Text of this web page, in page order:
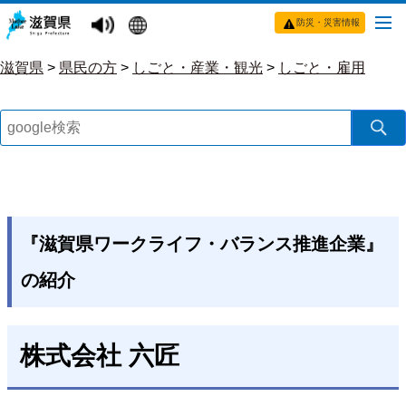
防災・災害情報
滋賀県 > 県民の方 > しごと・産業・観光 > しごと・雇用
『滋賀県ワークライフ・バランス推進企業』
の紹介
株式会社 六匠